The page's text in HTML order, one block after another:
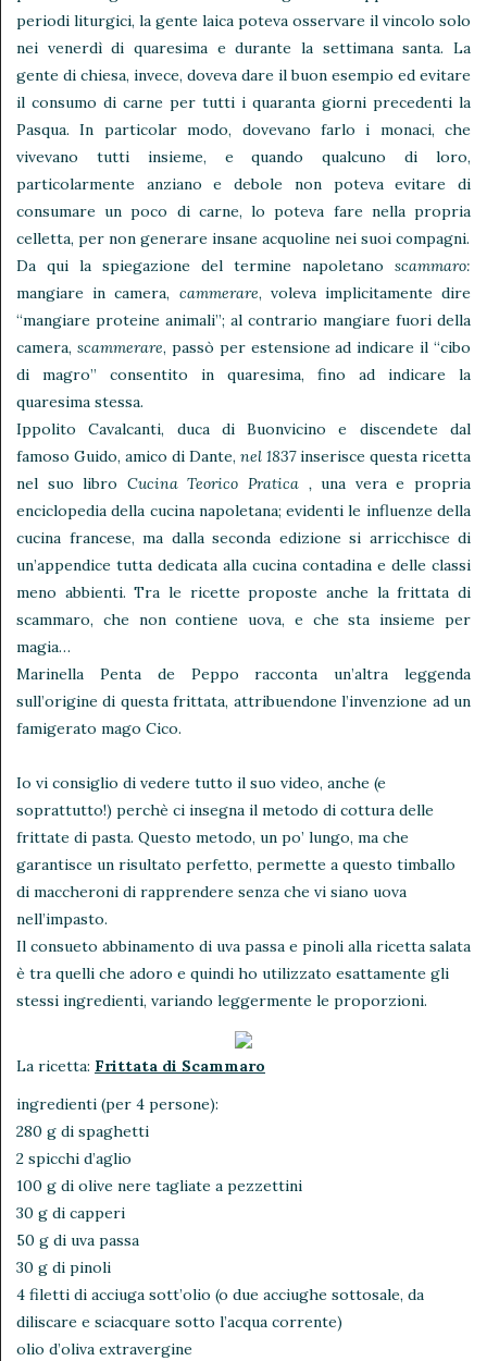
periodi liturgici, la gente laica poteva osservare il vincolo solo
nei venerdì di quaresima e durante la settimana santa. La
gente di chiesa, invece, doveva dare il buon esempio ed evitare
il consumo di carne per tutti i quaranta giorni precedenti la
Pasqua. In particolar modo, dovevano farlo i monaci, che
vivevano tutti insieme, e quando qualcuno di loro,
particolarmente anziano e debole non poteva evitare di
consumare un poco di carne, lo poteva fare nella propria
celletta, per non generare insane acquoline nei suoi compagni.
Da qui la spiegazione del termine napoletano scammaro:
mangiare in camera, cammerare, voleva implicitamente dire
“mangiare proteine animali”; al contrario mangiare fuori della
camera, scammerare, passò per estensione ad indicare il “cibo
di magro” consentito in quaresima, fino ad indicare la
quaresima stessa.
Ippolito Cavalcanti, duca di Buonvicino e discendete dal
famoso Guido, amico di Dante, nel 1837inserisce questa ricetta
nel suo libro Cucina Teorico Pratica ,una vera e propria
enciclopedia della cucina napoletana; evidenti le influenze della
cucina francese, ma dalla seconda edizione si arricchisce di
un’appendice tutta dedicata alla cucina contadina e delle classi
meno abbienti. Tra le ricette proposte anche la frittata di
scammaro, che non contiene uova, e che sta insieme per
magia…
Marinella Penta de Peppo racconta un’altra leggenda
sull’origine di questa frittata, attribuendone l’invenzione ad un
famigerato mago Cico.
Io vi consiglio di vedere tutto il suo video, anche (e
soprattutto!) perchè ci insegna il metodo di cottura delle
frittate di pasta. Questo metodo, un po’ lungo, ma che
garantisce un risultato perfetto, permette a questo timballo
di maccheroni di rapprendere senza che vi siano uova
nell’impasto.
Il consueto abbinamento di uva passa e pinoli alla ricetta salata
è tra quelli che adoro e quindi ho utilizzato esattamente gli
stessi ingredienti, variando leggermente le proporzioni.
La ricetta: Frittata di Scammaro
ingredienti (per 4 persone):
280 g di spaghetti
2 spicchi d’aglio
100 g di olive nere tagliate a pezzettini
30 g di capperi
50 g di uva passa
30 g di pinoli
4 filetti di acciuga sott’olio (o due acciughe sottosale, da
diliscare e sciacquare sotto l’acqua corrente)
olio d’oliva extravergine